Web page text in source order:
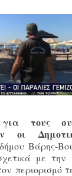
τους
οι
Βάρης-
με
περιορισμό